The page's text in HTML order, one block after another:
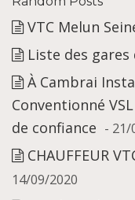
VTC Melun
Liste des
À Cambrai
Conventionné
de confiance - 21/
CHAUFFEUR
14/09/2020